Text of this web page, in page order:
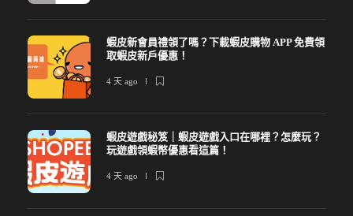
蝦皮新會員禮領了嗎？下載蝦皮購物 APP 免費領
取蝦皮新戶優惠！
4 天 ago
蝦皮遊戲秘笈｜蝦皮遊戲入口在哪裡？怎麼玩？
玩遊戲領蝦幣優惠看這篇！
4 天 ago